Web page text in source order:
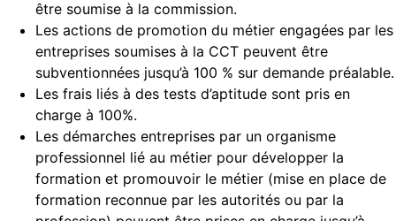
être soumise à la commission.
Les actions de promotion du métier engagées par les
entreprises soumises à la CCT peuvent être
subventionnées jusqu’à 100 % sur demande préalable.
Les frais liés à des tests d’aptitude sont pris en
charge à 100%.
Les démarches entreprises par un organisme
professionnel lié au métier pour développer la
formation et promouvoir le métier (mise en place de
formation reconnue par les autorités ou par la